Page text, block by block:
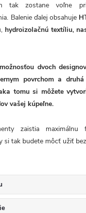
tak zostane voľne
Balenie ďalej obsahuje
hydroizolačnú textíliu,
dvoch
povrchom a
tomu si môžete
vašej kúpeľne.
zaistia maximálnu
si tak budete môcť užiť